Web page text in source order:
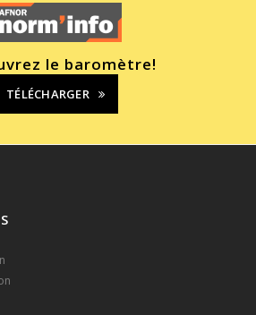
le baromètre!
TÉLÉCHARGER